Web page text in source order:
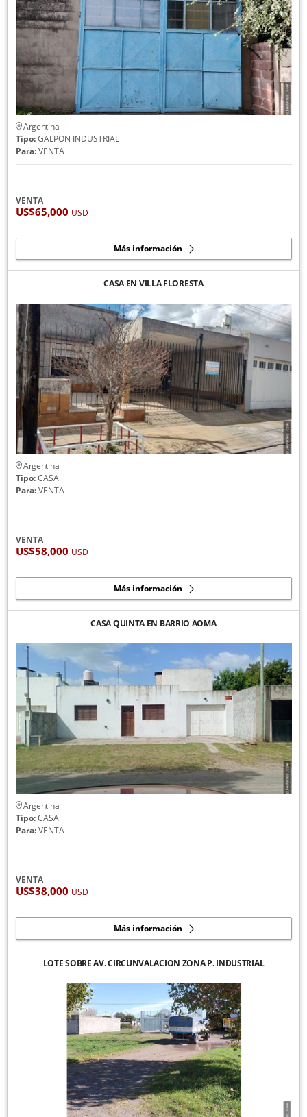
Argentina
Tipo:GALPON INDUSTRIAL
Para:VENTA
VENTA
US$65,000 USD
Más información
CASA EN VILLA FLORESTA
Argentina
Tipo:CASA
Para:VENTA
VENTA
US$58,000 USD
Más información
CASA QUINTA EN BARRIO AOMA
Argentina
Tipo:CASA
Para:VENTA
VENTA
US$38,000 USD
Más información
LOTE SOBRE AV. CIRCUNVALACIÓN ZONA P. INDUSTRIAL